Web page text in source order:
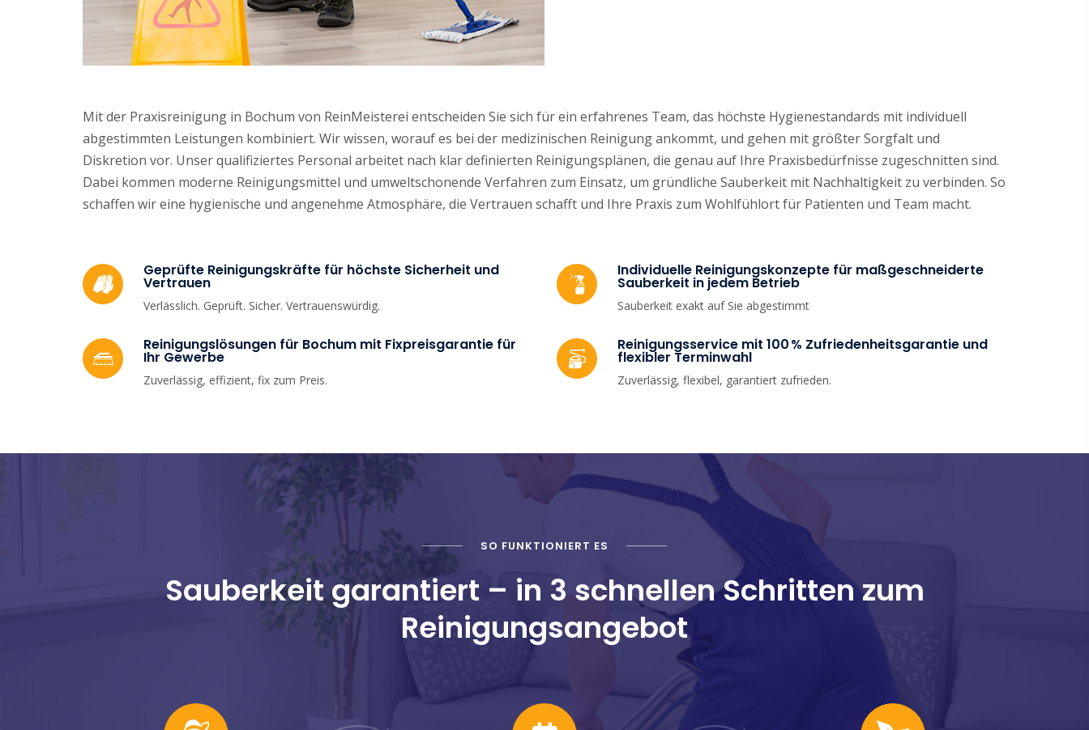
Mit der Praxisreinigung in Bochum von ReinMeisterei entscheiden Sie sich für ein erfahrenes Team, das höchste Hygienestandards mit individuell
abgestimmten Leistungen kombiniert. Wir wissen, worauf es bei der medizinischen Reinigung ankommt, und gehen mit größter Sorgfalt und
Diskretion vor. Unser qualifiziertes Personal arbeitet nach klar definierten Reinigungsplänen, die genau auf Ihre Praxisbedürfnisse zugeschnitten sind.
Dabei kommen moderne Reinigungsmittel und umweltschonende Verfahren zum Einsatz, um gründliche Sauberkeit mit Nachhaltigkeit zu verbinden. So
schaffen wir eine hygienische und angenehme Atmosphäre, die Vertrauen schafft und Ihre Praxis zum Wohlfühlort für Patienten und Team macht.
Geprüfte Reinigungskräfte für höchste Sicherheit und
Vertrauen
Verlässlich. Geprüft. Sicher. Vertrauenswürdig.
Individuelle Reinigungskonzepte für maßgeschneiderte
Sauberkeit in jedem Betrieb
Sauberkeit exakt auf Sie abgestimmt
Reinigungslösungen für Bochum mit Fixpreisgarantie für
Ihr Gewerbe
Zuverlässig, effizient, fix zum Preis.
Reinigungsservice mit 100 % Zufriedenheitsgarantie und
flexibler Terminwahl
Zuverlässig, flexibel, garantiert zufrieden.
SO FUNKTIONIERT ES
Sauberkeit garantiert – in 3 schnellen Schritten zum
Reinigungsangebot